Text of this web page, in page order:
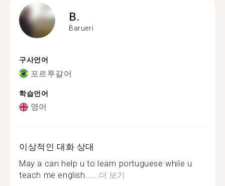
B.
Barueri
구사언어
포르투갈어
학습언어
영어
이상적인 대화 상대
May a can help u to learn portuguese while u
teach me english......더 보기